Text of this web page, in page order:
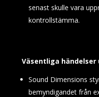
senast skulle vara
kontrollstämma.
Väsentliga händelser
Sound Dimensions
bemyndigandet från